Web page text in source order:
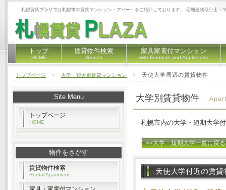
札幌賃貸プラザでは札幌市の賃貸マンション・アパートをご紹介しております。 宅地建物取引士
トップ
HOME
賃貸物件検索
Search
家具家電付マンション
with Furniture and Appliances
トップページ ＞ 大学・短大別賃貸マンション ＞ 天使大学周辺の賃貸物件
大学別賃貸物件
札幌市内の大学・短期大学
<<大学・短期大学一覧に戻る
天使大学付近の賃貸
Site Menu
トップページ
HOME
物件をさがす
賃貸物件検索
Rental Apartment